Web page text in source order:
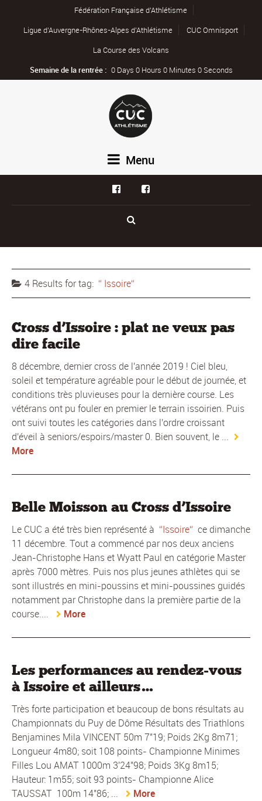
Fédération Française d’Athlétisme
Ligue d’Auvergne-Rhônes-Alpes d’Athlétisme
CUC Omnisport
La Course des Volcans
Semaine de la rentrée : 0 Days 0 Hours 0 Minutes 0 Seconds
Menu
4 Results fortag: Issoire
Cross d’Issoire : plat ne veux pas
dire facile
8 décembre, dernier cross de l'année 2019 ! Ciel bleu,
soleil et température agréable pour le début de journée, et
conditions très pluvieuses pour la dernière course. Les
vétérans ont pu fouler en premier le terrain issoirien. Puis
ont suivi toutes les catégories dans l'ordre croissant
d'éveil à seniors/espoirs/master 0. Bien souvent, le ...
More
Belle Moisson au Cross d’Issoire
Le CUC a été très bien représenté à Issoire
ce dimanche
11 décembre. Tout a commencé par nos deux anciens
Jean-Christophe Hans et Wyatt Paul en catégorie Master
après 7000 mètres. Puis nos plus jeunes athlètes qui se
sont illustrés en mini-poussins et mini-poussines guidés
notamment par Christophe dans la première partie de la
course....
More
Les performances au rendez-vous
à Issoire et ailleurs…
Très forte participation et beaucoup de bons résultats au
Championnats du Puy de Dôme Résultats des Triathlons
Benjamines Mila VINCENT 50m 7"19; Poids 2Kg 8m71;
Longueur 4m80; soit 108 points- Championne Minimes
Filles Lou AMAT 1000m 3'24"98; Poids 3Kg 8m15;
Hauteur: 1m55; soit 93 points- Championne Alice
TAUSSAT 100m 14"86; ...
More